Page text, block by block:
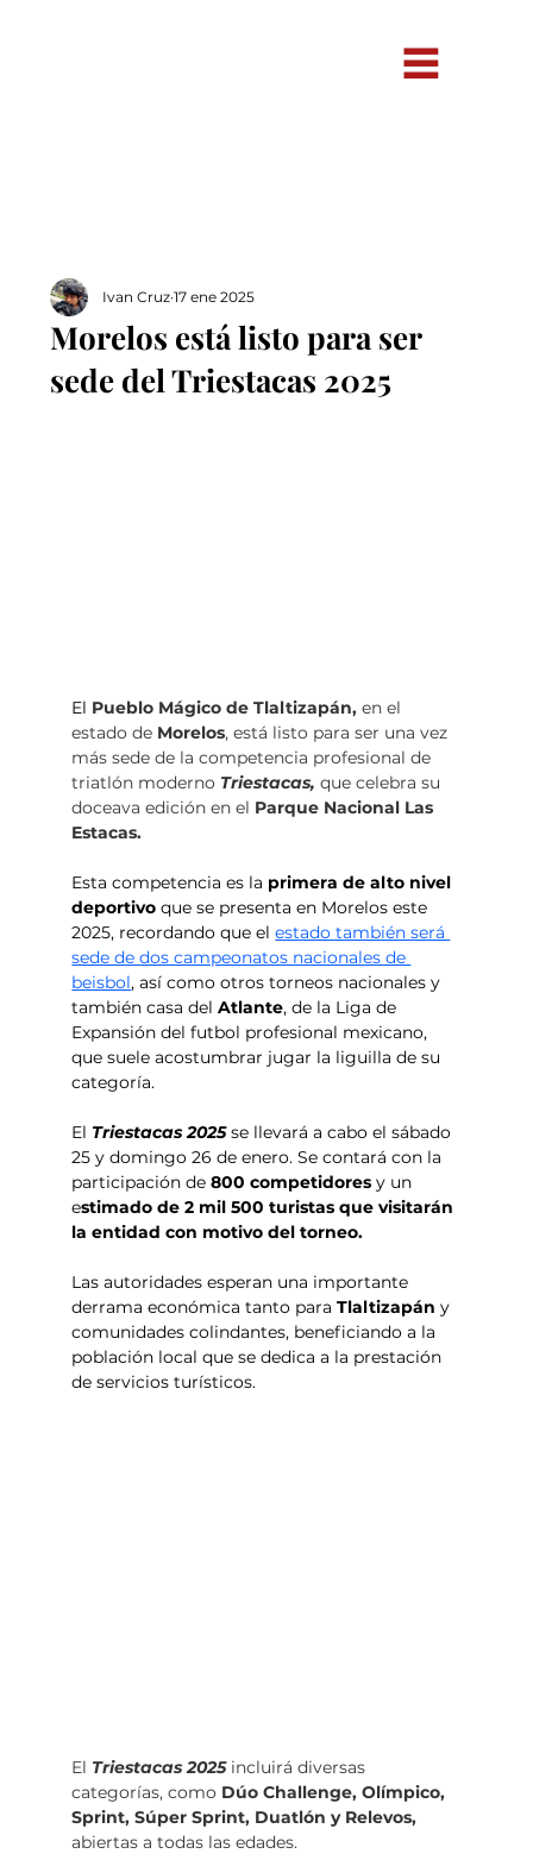
Morelos está listo para ser
sede del Triestacas 2025
Ivan Cruz 17 ene 2025
El Pueblo Mágico de Tlaltizapán, en el
estado de Morelos, está listo para ser una vez
más sede de la competencia profesional de
triatlón moderno Triestacas, que celebra su
doceava edición en el Parque Nacional Las
Estacas.
Esta competencia es la primera de alto nivel
deportivo que se presenta en Morelos este
2025, recordando que el estado también será
sede de dos campeonatos nacionales de
beisbol, así como otros torneos nacionales y
también casa del Atlante, de la Liga de
Expansión del futbol profesional mexicano,
que suele acostumbrar jugar la liguilla de su
categoría.
El Triestacas 2025 se llevará a cabo el sábado
25 y domingo 26 de enero. Se contará con la
participación de 800 competidores y un
estimado de 2 mil 500 turistas que visitarán
la entidad con motivo del torneo.
Las autoridades esperan una importante
derrama económica tanto para Tlaltizapán y
comunidades colindantes, beneficiando a la
población local que se dedica a la prestación
de servicios turísticos.
El Triestacas 2025 incluirá diversas
categorías, como Dúo Challenge, Olímpico,
Sprint, Súper Sprint, Duatlón y Relevos,
abiertas a todas las edades.